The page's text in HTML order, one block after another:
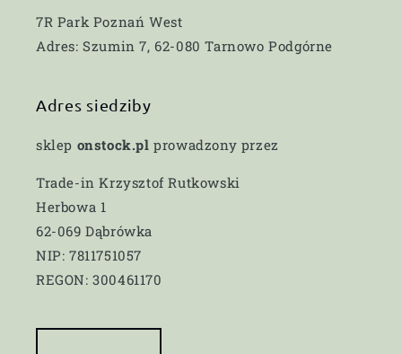
7R Park Poznań West
Adres: Szumin 7, 62-080 Tarnowo Podgórne
Adres siedziby
sklep onstock.pl prowadzony przez
Trade-in Krzysztof Rutkowski
Herbowa 1
62-069 Dąbrówka
NIP: 7811751057
REGON: 300461170